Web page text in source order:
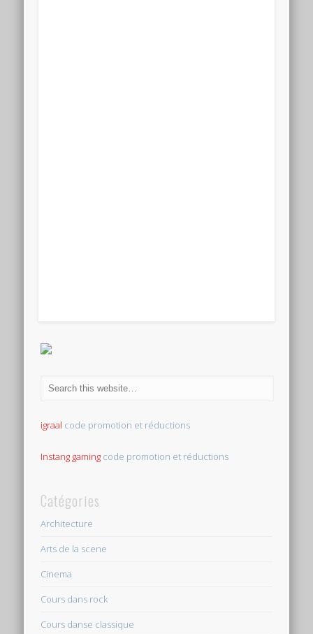
igraal code promotion et réductions
Instang gaming code promotion et réductions
Catégories
Architecture
Arts de la scene
Cinema
Cours dans rock
Cours danse classique